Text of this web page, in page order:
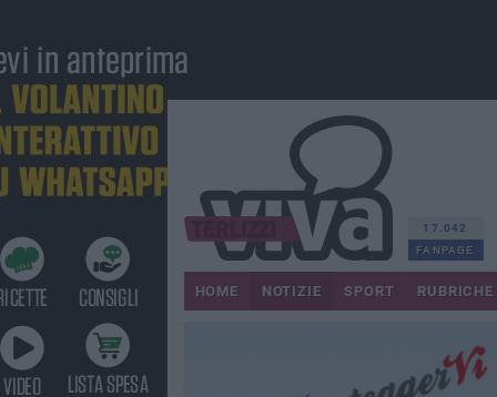
17.042
FANPAGE
HOME NOTIZIE SPORT RUBRICHE